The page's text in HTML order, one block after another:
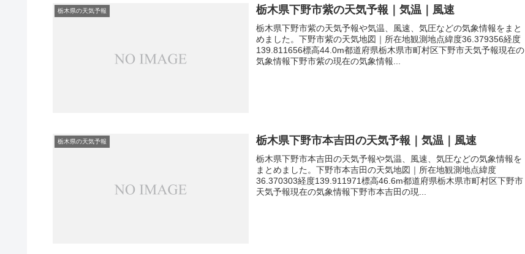
栃木県の天気予報 栃木県下野市紫の天気予報｜気温｜風速
栃木県下野市紫の天気予報や気温、風速、気圧などの気象情報をまと
めました。下野市紫の天気地図｜所在地観測地点緯度36.379356経度
139.811656標高44.0m都道府県栃木県市町村区下野市天気予報現在の
気象情報下野市紫の現在の気象情報...
栃木県の天気予報 栃木県下野市本吉田の天気予報｜気温｜風速
栃木県下野市本吉田の天気予報や気温、風速、気圧などの気象情報を
まとめました。下野市本吉田の天気地図｜所在地観測地点緯度
36.370303経度139.911971標高46.6m都道府県栃木県市町村区下野市
天気予報現在の気象情報下野市本吉田の現...